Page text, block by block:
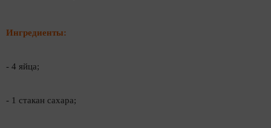
Ингредиенты:
- 4 яйца;
- 1 стакан сахара;